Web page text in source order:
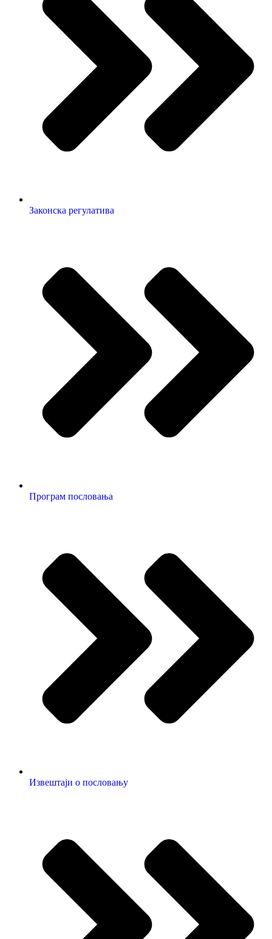
Законска регулатива
Програм пословања
Извештаји о пословању